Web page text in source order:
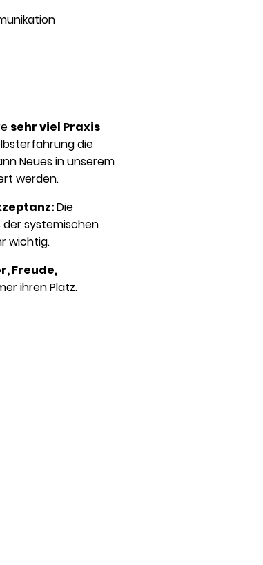
sehr viel Praxis
die
Neues in unserem
werden.
Die
systemischen
wichtig.
Freude,
ihren Platz.